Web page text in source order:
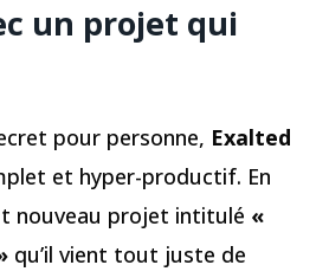
un projet qui
pour personne, Exalted
et hyper-productif. En
nouveau projet intitulé «
qu’il vient tout juste de